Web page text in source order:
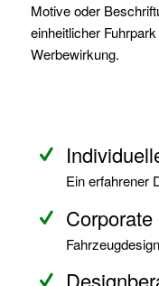
Motive oder
einheitlicher
Werbewirkung.
Ein erfahrener